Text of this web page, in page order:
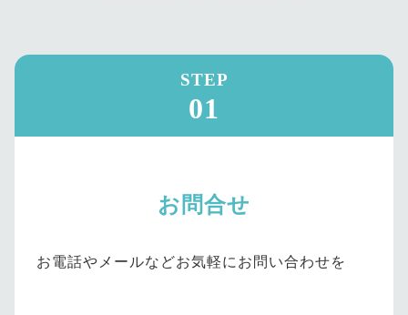
STEP
01
お問合せ
お電話やメールなどお気軽にお問い合わせを